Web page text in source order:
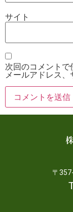
サイト
次回のコメントで
メールアドレス、
〒